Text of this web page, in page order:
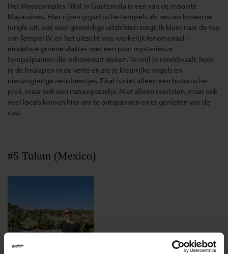
Het Mayacomplex Tikal in Guatemala is een van de mooiste
Mayaruïnes. Hier rijzen gigantische tempels als reuzen boven de
jungle uit, wat voor geweldige uitzichten zorgt. Ik klom naar de top
van Tempel IV, en het uitzicht was werkelijk fenomenaal –
eindeloze groene vlaktes met een paar mysterieuze
tempelpunten die erbovenuit steken. Terwijl je ronddwaalt, hoor
je de brulapen in de verte en zie je kleurrijke vogels en
nieuwsgierige neusbeertjes. Tikal is niet alleen een historische
plek, maar ook een natuurparadijs. Niet alleen toeristen, maar ook
veel locals komen hier om te ontspannen en te genieten van de
rust.
#5 Tulum (Mexico)